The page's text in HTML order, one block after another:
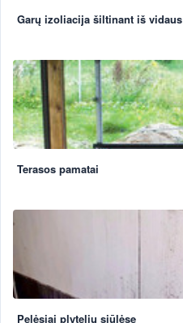
Garų izoliacija šiltinant iš vidaus
Terasos pamatai
Pelėsiai plytelių siūlėse